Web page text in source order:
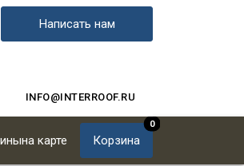
Написать нам
INFO@INTERROOF.RU
на карте Корзина
0